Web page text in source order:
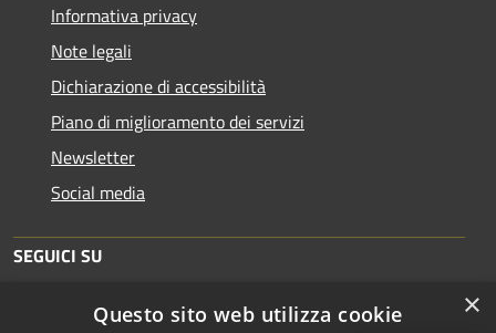
Informativa privacy
Note legali
Dichiarazione di accessibilità
Piano di miglioramento dei servizi
Newsletter
Social media
SEGUICI SU
×
Questo sito web utilizza cookie